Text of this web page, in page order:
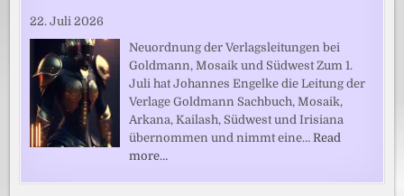
22. Juli 2026
Neuordnung der Verlagsleitungen bei
Goldmann, Mosaik und Südwest Zum 1.
Juli hat Johannes Engelke die Leitung der
Verlage Goldmann Sachbuch, Mosaik,
Arkana, Kailash, Südwest und Irisiana
übernommen und nimmt eine…Read
more…